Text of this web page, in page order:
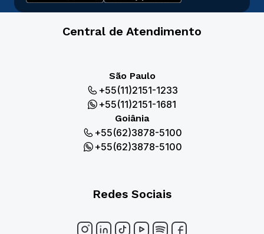
Central de Atendimento
São Paulo
+55(11)2151-1233
+55(11)2151-1681
Goiânia
+55(62)3878-5100
+55(62)3878-5100
Redes Sociais